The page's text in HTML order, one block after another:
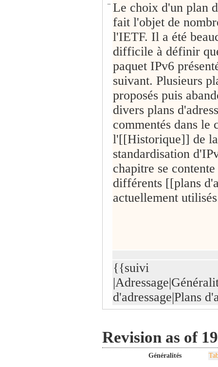
− Le choix d'un plan
fait l'objet de
l'IETF. Il a été
difficile à définir
paquet IPv6
suivant. Plusieurs
proposés puis
divers plans
commentés dans le
l'[[Historique]] de la
standardisation
chapitre se
différents [[plans
actuellement
{{suivi
d'adressage|Plans
Revision as of
Généralités